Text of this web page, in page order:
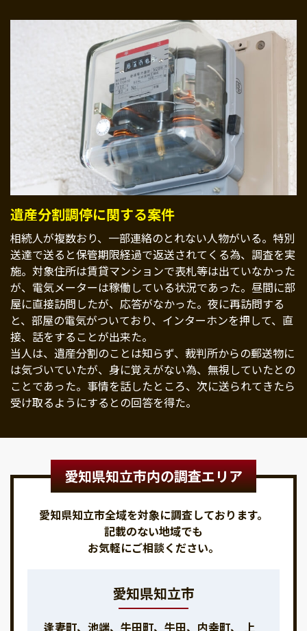
遺産分割調停に関する案件
相続人が複数おり、一部連絡のとれない人物がいる。特別
送達で送ると保管期限経過で返送されてくる為、調査を実
施。対象住所は賃貸マンションで表札等は出ていなかった
が、電気メーターは稼働している状況であった。昼間に部
屋に直接訪問したが、応答がなかった。夜に再訪問する
と、部屋の電気がついており、インターホンを押して、直
接、話をすることが出来た。
当人は、遺産分割のことは知らず、裁判所からの郵送物に
は気づいていたが、身に覚えがない為、無視していたとの
ことであった。事情を話したところ、次に送られてきたら
受け取るようにするとの回答を得た。
愛知県知立市内の調査エリア
愛知県知立市全域を対象に調査しております。
記載のない地域でも
お気軽にご相談ください。
愛知県知立市
逢妻町、池端、牛田町、牛田、内幸町、 上